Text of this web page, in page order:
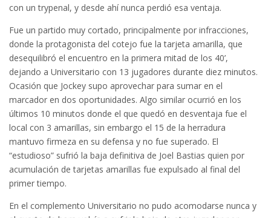
con un trypenal, y desde ahí nunca perdió esa ventaja.
Fue un partido muy cortado, principalmente por infracciones,
donde la protagonista del cotejo fue la tarjeta amarilla, que
desequilibró el encuentro en la primera mitad de los 40’,
dejando a Universitario con 13 jugadores durante diez minutos.
Ocasión que Jockey supo aprovechar para sumar en el
marcador en dos oportunidades. Algo similar ocurrió en los
últimos 10 minutos donde el que quedó en desventaja fue el
local con 3 amarillas, sin embargo el 15 de la herradura
mantuvo firmeza en su defensa y no fue superado. El
“estudioso” sufrió la baja definitiva de Joel Bastias quien por
acumulación de tarjetas amarillas fue expulsado al final del
primer tiempo.
En el complemento Universitario no pudo acomodarse nunca y